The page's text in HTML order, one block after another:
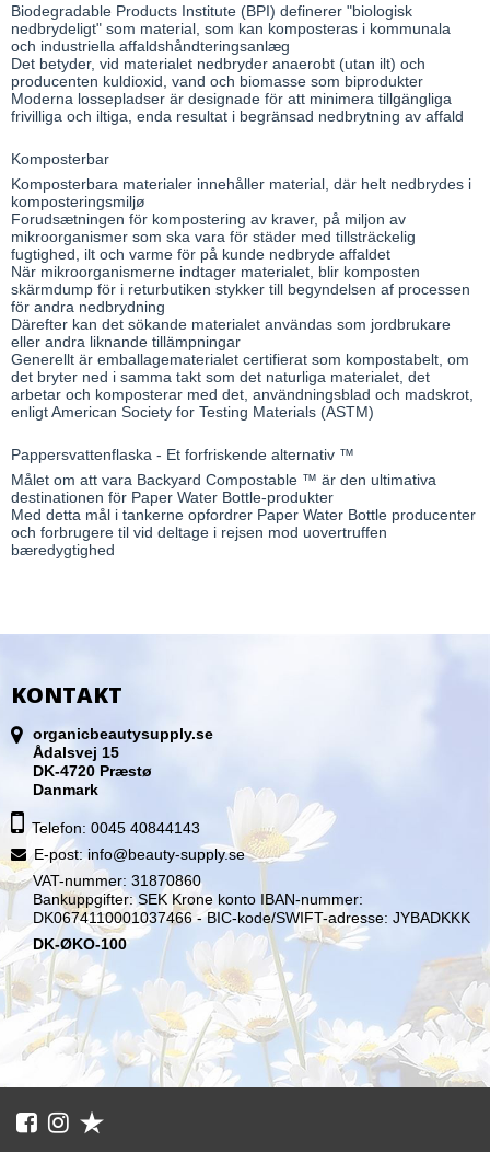
Biodegradable Products Institute (BPI) definerer "biologisk
nedbrydeligt" som material, som kan komposteras i kommunala
och industriella affaldshåndteringsanlæg
Det betyder, vid materialet nedbryder anaerobt (utan ilt) och
producenten kuldioxid, vand och biomasse som biprodukter
Moderna lossepladser är designade för att minimera tillgängliga
frivilliga och iltiga, enda resultat i begränsad nedbrytning av affald
Komposterbar
Komposterbara materialer innehåller material, där helt nedbrydes i
komposteringsmiljø
Forudsætningen för kompostering av kraver, på miljon av
mikroorganismer som ska vara för städer med tillsträckelig
fugtighed, ilt och varme för på kunde nedbryde affaldet
När mikroorganismerne indtager materialet, blir komposten
skärmdump för i returbutiken stykker till begyndelsen af ​​processen
för andra nedbrydning
Därefter kan det sökande materialet användas som jordbrukare
eller andra liknande tillämpningar
Generellt är emballagematerialet certifierat som kompostabelt, om
det bryter ned i samma takt som det naturliga materialet, det
arbetar och komposterar med det, användningsblad och madskrot,
enligt American Society for Testing Materials (ASTM)
Pappersvattenflaska - Et forfriskende alternativ ™
Målet om att vara Backyard Compostable ™ är den ultimativa
destinationen för Paper Water Bottle-produkter
Med detta mål i tankerne opfordrer Paper Water Bottle producenter
och forbrugere til vid deltage i rejsen mod uovertruffen
bæredygtighed
KONTAKT
organicbeautysupply.se
Ådalsvej 15
DK-4720 Præstø
Danmark
Telefon: 0045 40844143
E-post: info@beauty-supply.se
VAT-nummer: 31870860
Bankuppgifter: SEK Krone konto IBAN-nummer:
DK0674110001037466 - BIC-kode/SWIFT-adresse: JYBADKKK
DK-ØKO-100